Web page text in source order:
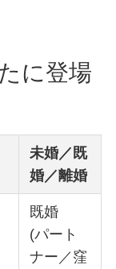
に登場
未婚／既
婚／離婚
既婚
(パート
ナー／窪